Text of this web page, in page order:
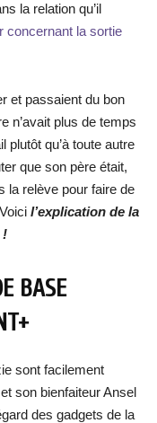
la relation qu’il
concernant la sortie
et passaient du bon
n’avait plus de temps
plutôt qu’à toute autre
que son père était,
la relève pour faire de
l’explication de la
!
BASE
sont facilement
son bienfaiteur Ansel
des gadgets de la